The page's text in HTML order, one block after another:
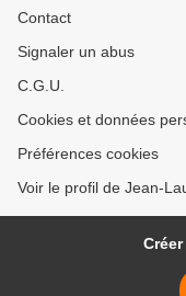
Contact
Signaler un abus
C.G.U.
Cookies et données
Préférences cookies
Voir le profil de Jean-